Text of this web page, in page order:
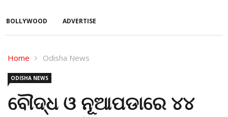
BOLLYWOOD ADVERTISE
Home Odisha News
ODISHA NEWS
ବୌଦ୍ଧ ଓ ନୂଆପଡାରେ ୪୪